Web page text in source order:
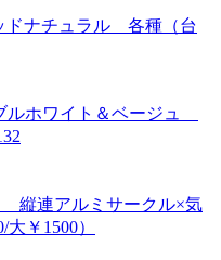
ドナチュラル 各種（台
ホワイト＆ベージュ
縦連アルミサークル×気
￥1500）